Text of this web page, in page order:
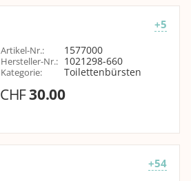
+5
Artikel-Nr.: 1577000
Hersteller-Nr.: 1021298-660
Kategorie: Toilettenbürsten
CHF30.00
+54